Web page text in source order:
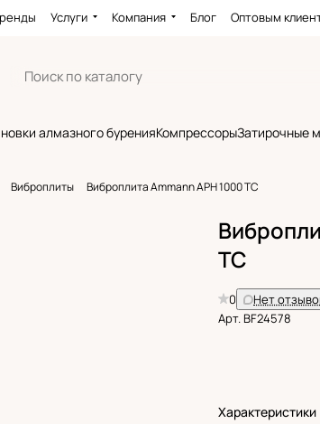
Услуги Компания Блог Оптовым
алмазного буренияКомпрессорыЗатирочные
Виброплиты Виброплита Ammann APH 1000 TC
TC
0
Нет
Арт.BF24578
Характеристики